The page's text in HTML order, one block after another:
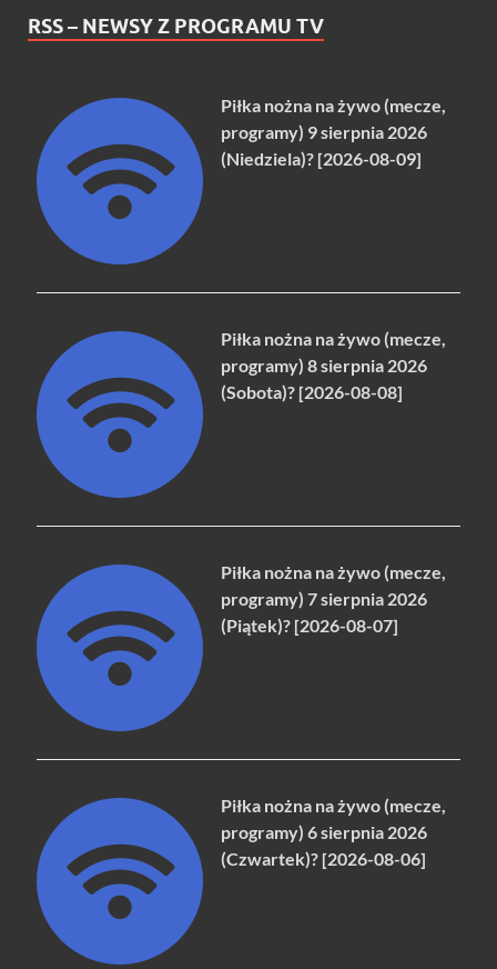
RSS – NEWSY Z PROGRAMU TV
Piłka nożna na żywo (mecze,
programy) 9 sierpnia 2026
(Niedziela)? [2026-08-09]
Piłka nożna na żywo (mecze,
programy) 8 sierpnia 2026
(Sobota)? [2026-08-08]
Piłka nożna na żywo (mecze,
programy) 7 sierpnia 2026
(Piątek)? [2026-08-07]
Piłka nożna na żywo (mecze,
programy) 6 sierpnia 2026
(Czwartek)? [2026-08-06]